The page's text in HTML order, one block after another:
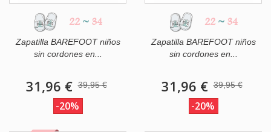
22 ~ 34
Zapatilla BAREFOOT niños
sin cordones en...
31,96 € 39,95 €
-20%
22 ~ 34
Zapatilla BAREFOOT niños
sin cordones en...
31,96 € 39,95 €
-20%